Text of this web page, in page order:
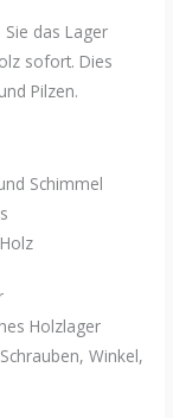
Sie das Lager
sofort. Dies
Pilzen.
Schimmel
Holzlager
Winkel,